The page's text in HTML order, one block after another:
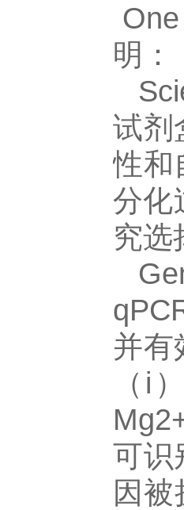
明 ：
试剂
性和
分化
究
并有
（i
可识
因